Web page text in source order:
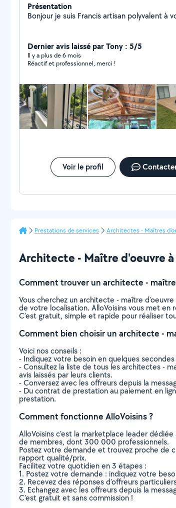
Présentation
Bonjour je suis Francis artisan polyvalent à
Dernier avis laissé par Tony : 5/5
Il y a plus de 6 mois
Réactif et professionnel, merci !
Voir le profil
Prestations de services Architectes - Maîtres
Architecte - Maître d'oeuvre
Comment trouver un architecte -
Vous cherchez un architecte - maître
de votre localisation. AlloVoisins vous met
C’est gratuit, simple et rapide pour réaliser
Comment bien choisir un architecte -
Voici nos conseils :
- Indiquez votre besoin en quelques
- Consultez la liste de tous les architectes -
avis laissés par leurs clients.
- Conversez avec les offreurs depuis la
- Du contrat de prestation au paiement en
prestation.
Comment fonctionne AlloVoisins ?
AlloVoisins c’est la marketplace leader
de membres, dont 300 000 professionnels.
Postez votre demande et trouvez proche de
rapport qualité/prix.
Facilitez votre quotidien en 3 étapes :
1. Postez votre demande : indiquez votre
2. Recevez des réponses d’offreurs
3. Echangez avec les offreurs depuis la
C’est gratuit et sans commission !